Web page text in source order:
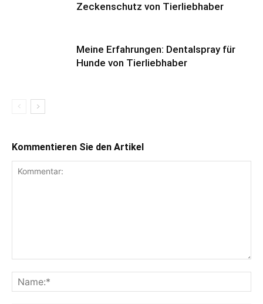
Zeckenschutz von Tierliebhaber
Meine Erfahrungen: Dentalspray für
Hunde von Tierliebhaber
Kommentieren Sie den Artikel